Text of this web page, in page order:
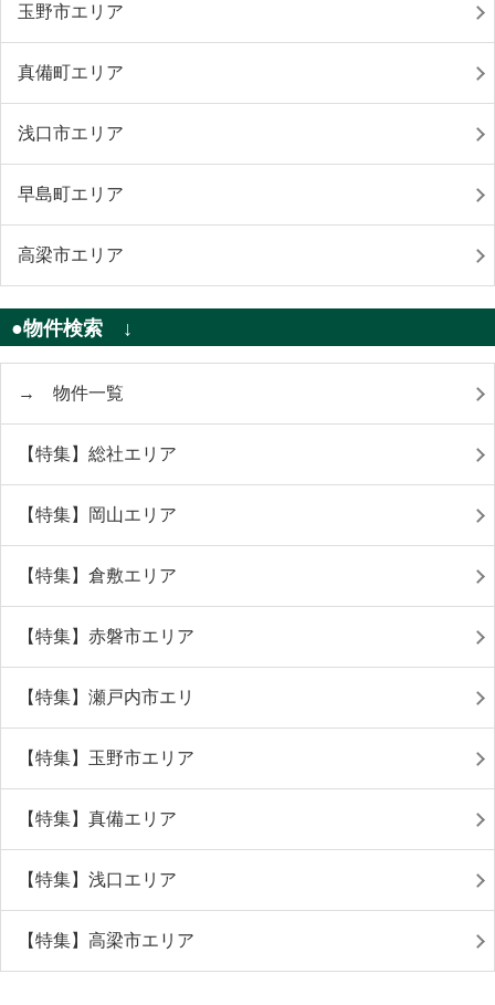
玉野市エリア
真備町エリア
浅口市エリア
早島町エリア
高梁市エリア
●物件検索 ↓
→ 物件一覧
【特集】総社エリア
【特集】岡山エリア
【特集】倉敷エリア
【特集】赤磐市エリア
【特集】瀬戸内市エリ
【特集】玉野市エリア
【特集】真備エリア
【特集】浅口エリア
【特集】高梁市エリア